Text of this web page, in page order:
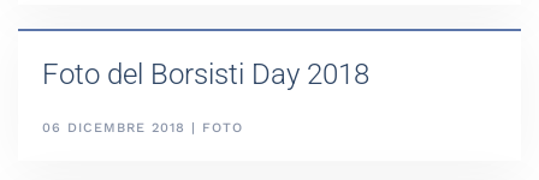
Foto del Borsisti Day 2018
06 DICEMBRE 2018 | FOTO